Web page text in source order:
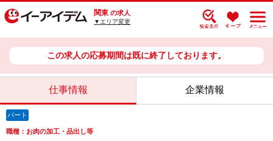
関東 の求人
▼エリア変更
この求人の応募期間は既に終了しております。
仕事情報 企業情報
パート
職種：お肉の加工・品出し等